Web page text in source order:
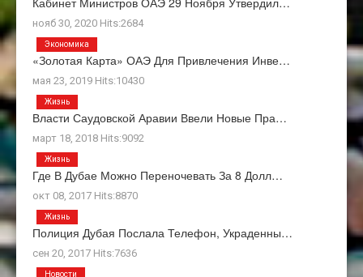
нояб 30, 2020 Hits:2684
«Золотая Карта» ОАЭ Для Привлечения Инве…
мая 23, 2019 Hits:10430
Экономика
Власти Саудовской Аравии Ввели Новые Пра…
март 18, 2018 Hits:9092
Жизнь
Где В Дубае Можно Переночевать За 8 Долл…
окт 08, 2017 Hits:8870
Жизнь
Полиция Дубая Послала Телефон, Украденны…
сен 20, 2017 Hits:7636
Жизнь
Новости